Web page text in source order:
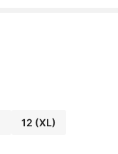
12 (XL)